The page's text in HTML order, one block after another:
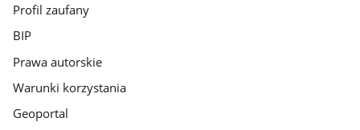
Profil zaufany
BIP
Prawa autorskie
Warunki korzystania
Geoportal